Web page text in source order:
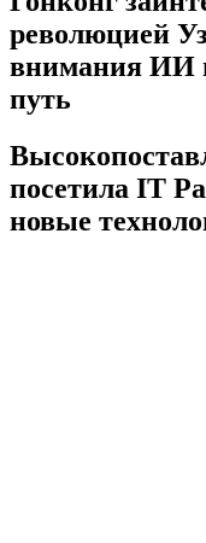
революцией
внимания ИИ
путь
посетила IT
новые